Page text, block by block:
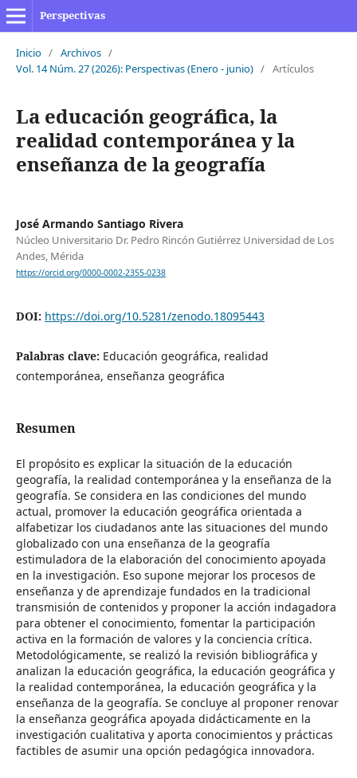
Perspectivas
Inicio / Archivos /
Vol. 14 Núm. 27 (2026): Perspectivas (Enero - junio) / Artículos
La educación geográfica, la
realidad contemporánea y la
enseñanza de la geografía
José Armando Santiago Rivera
Núcleo Universitario Dr. Pedro Rincón Gutiérrez Universidad de Los
Andes, Mérida
https://orcid.org/0000-0002-2355-0238
DOI: https://doi.org/10.5281/zenodo.18095443
Palabras clave: Educación geográfica, realidad
contemporánea, enseñanza geográfica
Resumen
El propósito es explicar la situación de la educación
geografía, la realidad contemporánea y la enseñanza de la
geografía. Se considera en las condiciones del mundo
actual, promover la educación geográfica orientada a
alfabetizar los ciudadanos ante las situaciones del mundo
globalizado con una enseñanza de la geografía
estimuladora de la elaboración del conocimiento apoyada
en la investigación. Eso supone mejorar los procesos de
enseñanza y de aprendizaje fundados en la tradicional
transmisión de contenidos y proponer la acción indagadora
para obtener el conocimiento, fomentar la participación
activa en la formación de valores y la conciencia crítica.
Metodológicamente, se realizó la revisión bibliográfica y
analizan la educación geográfica, la educación geográfica y
la realidad contemporánea, la educación geográfica y la
enseñanza de la geografía. Se concluye al proponer renovar
la enseñanza geográfica apoyada didácticamente en la
investigación cualitativa y aporta conocimientos y prácticas
factibles de asumir una opción pedagógica innovadora.